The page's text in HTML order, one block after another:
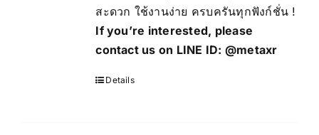
สะดวก ใช้งานง่าย ครบครันทุกฟังก์ชั่น !
If you’re interested, please
contact us on LINE ID: @metaxr
Details